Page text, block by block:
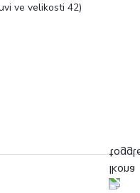
ve velikosti 42)